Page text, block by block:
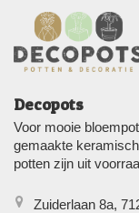
Decopots
Voor mooie
gemaakte
potten zijn uit
Zuiderlaan 8a,